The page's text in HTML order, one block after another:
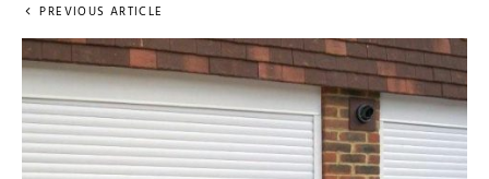
PREVIOUS ARTICLE